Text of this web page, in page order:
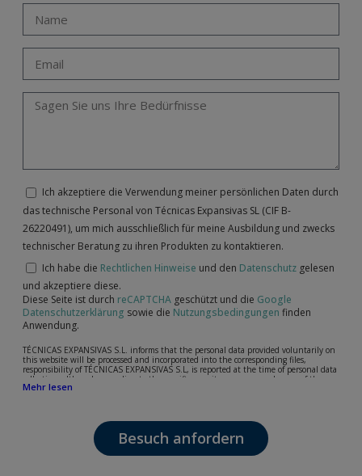
Ich akzeptiere die Verwendung meiner persönlichen Daten durch
das technische Personal von Técnicas Expansivas SL (CIF B-
26220491), um mich ausschließlich für meine Ausbildung und zwecks
technischer Beratung zu ihren Produkten zu kontaktieren.
Ich habe die Rechtlichen Hinweise und den Datenschutz gelesen
und akzeptiere diese.
Diese Seite ist durch reCAPTCHA geschützt und die Google
Datenschutzerklärung sowie die Nutzungsbedingungen finden
Anwendung.
TÉCNICAS EXPANSIVAS S.L. informs that the personal data provided voluntarily on
this website will be processed and incorporated into the corresponding files,
responsibility of TÉCNICAS EXPANSIVAS S.L, is reported at the time of personal data
collection, although, according to the specific case, its purpose may be any of the
following: attention to your referred request, complaint or question, established
The data in our files are strictly confidential and shall be treated with the utmost
confidentiality and shall comply with all the requirements provided for the General
Data Protection Regulation (GDPR) 2016.
Mehr lesen
Besuch anfordern